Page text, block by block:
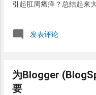
引起肛周瘙痒？总结起来
太流行，因此还是把它单
出。但是大部分的湿疹是
性皮炎：神经性皮炎那可
是抓破也不能解决任何问
发表评论
为Blogger
要